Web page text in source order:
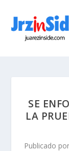
SE
LA
Publicado por